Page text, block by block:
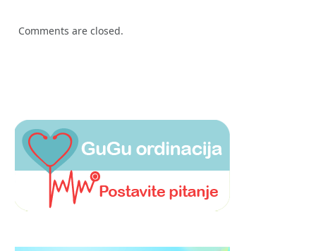
Comments are closed.